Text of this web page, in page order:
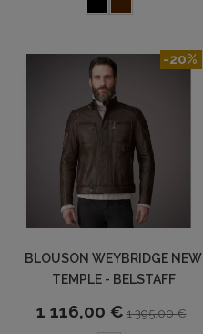
BLOUSON WEYBRIDGE NEW
TEMPLE - BELSTAFF
1 116,00 € 1 395,00 €
-20%